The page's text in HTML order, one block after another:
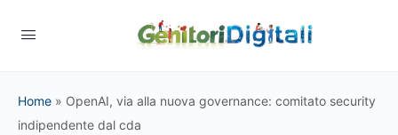
Home » OpenAI, via alla nuova governance: comitato security
indipendente dal cda